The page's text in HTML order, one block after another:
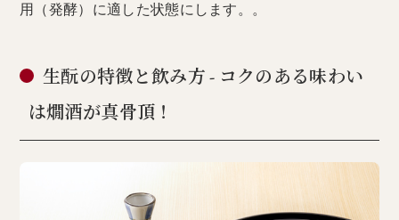
用（発酵）に適した状態にします。。
生酛の特徴と飲み方 - コクのある味わい
は燗酒が真骨頂！